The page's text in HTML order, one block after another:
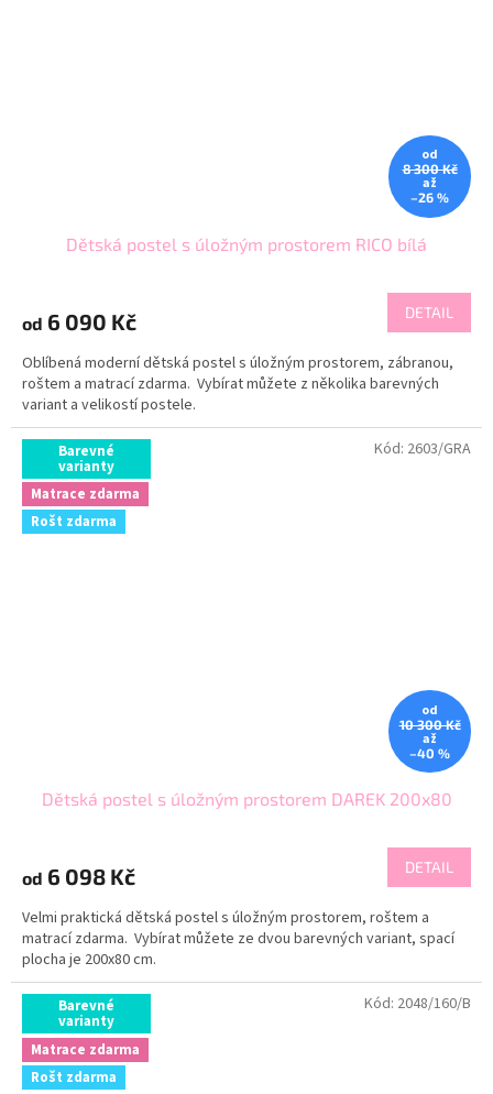
od
8 300 Kč
až
–26 %
Dětská postel s úložným prostorem RICO bílá
od 6 090 Kč DETAIL
Oblíbená moderní dětská postel s úložným prostorem, zábranou,
roštem a matrací zdarma. Vybírat můžete z několika barevných
variant a velikostí postele.
Barevné
varianty
Matrace zdarma
Rošt zdarma
od
10 300 Kč
až
–40 %
Dětská postel s úložným prostorem DAREK 200x80
od 6 098 Kč DETAIL
Velmi praktická dětská postel s úložným prostorem, roštem a
matrací zdarma. Vybírat můžete ze dvou barevných variant, spací
plocha je 200x80 cm.
Kód: 2603/GRA
Barevné
varianty
Matrace zdarma
Rošt zdarma
Kód: 2048/160/B